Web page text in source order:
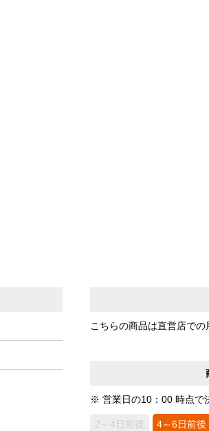
こちらの商品は直営店での
※ 営業日の10：00 時点で
2～4日前後 4～6日前後